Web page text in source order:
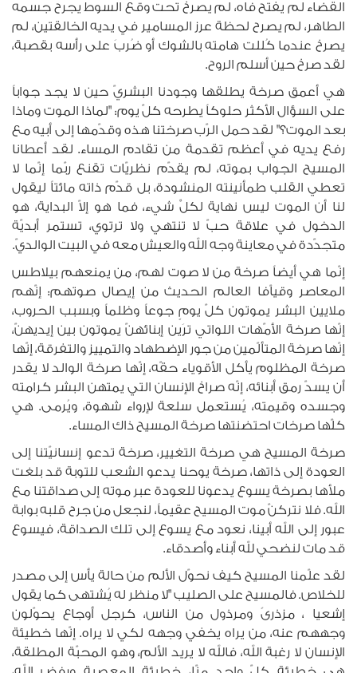
القضاء لم يفتح فاه، لم يصرخ تحت وقع السوط يجرح جسمه
الطاهر، لم يصرح لحظة عرز المسامير في يديه الخالقتين، لم
يصرخ عندما كُللت هامته بالشوك أو ضُربَ على رأسه بقصبة،
لقد صرخ حين أسلم الروح.
هي أعمق صرخة يطلقها وجودنا البشريّ حين لا يجد جواباً
على السؤال الأكثر حلوكاً يطرحه كلّ يوم: "لماذا الموت وماذا
بعد الموت؟" لقد حمل الرّب صرختنا هذه وقدّمها إلى أبيه مع
رفع يديه في أعظم تقدمة من تقادم المساء. لقد أعطانا
المسيح الجواب بموته، لم يقدّم نظريّات تقنع ربّما إنّما لا
تعطي القلب طمأنينته المنشودة، بل قدّم ذاته مائتاً ليقول
لنا أن الموت ليس نهاية لكلِّ شيء، فما هو إلاّ البداية، هو
الدخول في علاقة حبّ لا تنتهي ولا ترتوي، تستمر أبديّة
متجدّدة في معاينة وجه الله والعيش معه في البيت الوالديّ.
إنّما هي أيضاً صرخة من لا صوت لهم، من يمنعهم بيلاطس
المعاصر وقياّفا العالم الحديث من إيصال صوتهم: إنّهم
ملايين البشر يموتون كلّ يومٍ جوعاً وظلماً وبسبب الحروب،
إنّها صرخة الأمّهات اللواتي ترَين إبنائهنّ يموتون بين إيديهنّ،
إنّها صرخة المتألّمين من جور الإضطهاد والتمييز والتفرقة، إنّها
صرخة المظلوم يأكل الأقوياء حقّه، إنّها صرخة الوالد لا يقدر
أن يسدّ رمق أبنائه، إنّه صراخ الإنسان التي يمتهن البشر كرامته
وجسده وقيمته، يُستعمل سلعة لإرواء شهوة، ويُرمى. هي
كلّها صرخات احتضنتها صرخة المسيح ذاك المساء.
صرخة المسيح هي صرخة التغيير، صرخة تدعو إنسانيّتنا إلى
العودة إلى ذاتها، صرخة يوحنا يدعو الشعب للتوبة قد بلغت
ملأها بصرخة يسوع يدعونا للعودة عبر موته إلى صداقتنا مع
الله. فلا نتركنّ موت المسيح عقيماً، لنجعل من جرح قلبه بوابة
عبور إلى الله أبينا، نعود مع يسوع إلى تلك الصداقة، فيسوع
قد مات لنضحي لله أبناء وأصدقاء.
لقد علّمنا المسيح كيف نحوّل الألم من حالة يأس إلى مصدر
للخلاص. فالمسيح على الصليب "لا منظر له يُشتهى كما يقول
إشعيا ، مزذرىً ومرذول من الناس، كرجل أوجاع يحوّلون
وجههم عنه، من يراه يخفي وجهه لكي لا يراه. إنّها خطيئة
الإنسان لا رغبة الله، فالله لا يريد الألم، وهو المحبّة المطلقة،